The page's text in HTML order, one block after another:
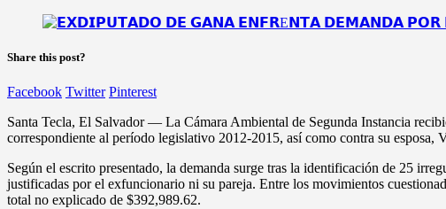
Share this post?
Facebook Twitter Pinterest
Santa Tecla, El Salvador — La Cámara Ambiental de Segunda Instancia
correspondiente al período legislativo 2012-2015, así como contra su esposa,
Según el escrito presentado, la demanda surge tras la identificación de 25
justificadas por el exfuncionario ni su pareja. Entre los movimientos
total no explicado de $392,989.62.